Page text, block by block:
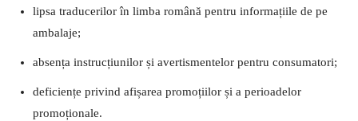
lipsa traducerilor în limba română pentru informațiile de pe
ambalaje;
absența instrucțiunilor și avertismentelor pentru consumatori;
deficiențe privind afișarea promoțiilor și a perioadelor
promoționale.